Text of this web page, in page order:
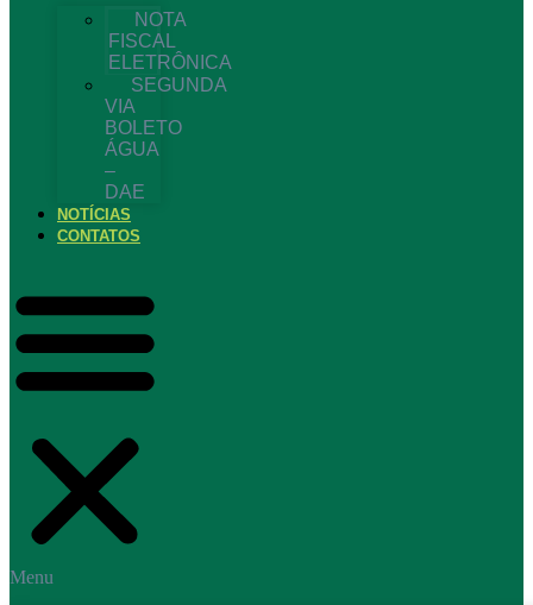
NOTA
FISCAL
ELETRÔNICA
SEGUNDA
VIA
BOLETO
ÁGUA
–
DAE
NOTÍCIAS
CONTATOS
Menu